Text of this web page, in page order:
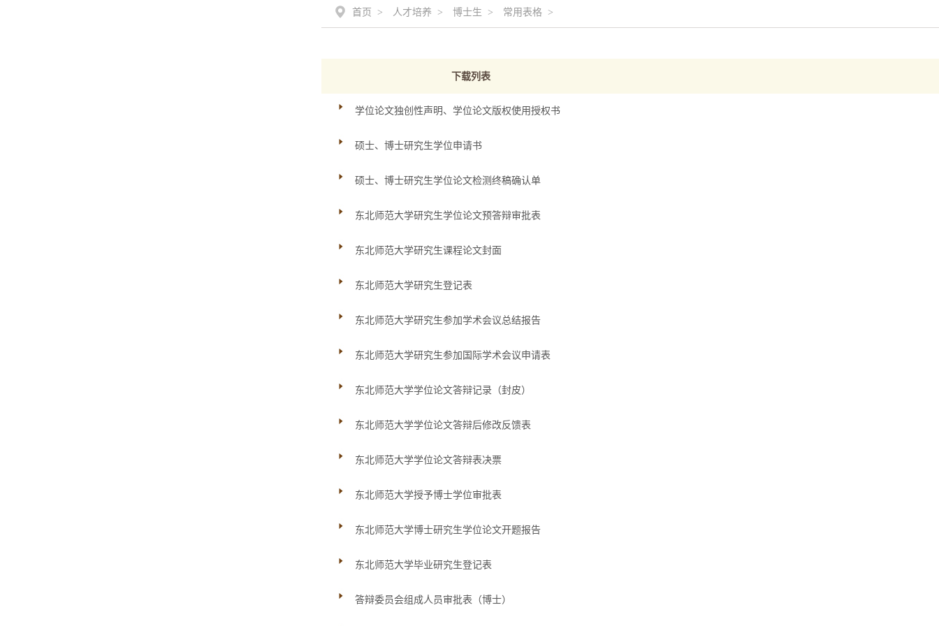
首页 > 人才培养 > 博士生 > 常用表格 >
下载列表
学位论文独创性声明、学位论文版权使用授权书
硕士、博士研究生学位申请书
硕士、博士研究生学位论文检测终稿确认单
东北师范大学研究生学位论文预答辩审批表
东北师范大学研究生课程论文封面
东北师范大学研究生登记表
东北师范大学研究生参加学术会议总结报告
东北师范大学研究生参加国际学术会议申请表
东北师范大学学位论文答辩记录（封皮）
东北师范大学学位论文答辩后修改反馈表
东北师范大学学位论文答辩表决票
东北师范大学授予博士学位审批表
东北师范大学博士研究生学位论文开题报告
东北师范大学毕业研究生登记表
答辩委员会组成人员审批表（博士）